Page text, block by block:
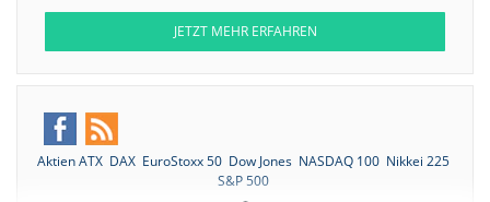
JETZT MEHR ERFAHREN
Aktien ATX DAX EuroStoxx 50 Dow Jones NASDAQ 100 Nikkei 225
S&P 500